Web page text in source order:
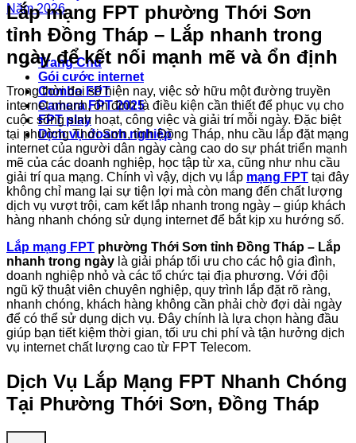
Trang Chủ
Gói cước internet
Combo FPT
Camera FPT 2025
FPT play
Dịch vụ doanh nghiệp
Lắp mạng FPT phường Thới Sơn
tỉnh Đồng Tháp – Lắp nhanh trong
ngày để kết nối mạnh mẽ và ổn định
Trong thời đại số hiện nay, việc sở hữu một đường truyền
internet nhanh, ổn định là điều kiện cần thiết để phục vụ cho
cuộc sống sinh hoạt, công việc và giải trí mỗi ngày. Đặc biệt
tại phường Thới Sơn, tỉnh Đồng Tháp, nhu cầu lắp đặt mạng
internet của người dân ngày càng cao do sự phát triển mạnh
mẽ của các doanh nghiệp, học tập từ xa, cũng như nhu cầu
giải trí qua mạng. Chính vì vậy, dịch vụ lắp mạng FPT tại đây
không chỉ mang lại sự tiện lợi mà còn mang đến chất lượng
dịch vụ vượt trội, cam kết lắp nhanh trong ngày – giúp khách
hàng nhanh chóng sử dụng internet để bắt kịp xu hướng số.
Lắp mạng FPT phường Thới Sơn tỉnh Đồng Tháp – Lắp
nhanh trong ngày là giải pháp tối ưu cho các hộ gia đình,
doanh nghiệp nhỏ và các tổ chức tại địa phương. Với đội
ngũ kỹ thuật viên chuyên nghiệp, quy trình lắp đặt rõ ràng,
nhanh chóng, khách hàng không cần phải chờ đợi dài ngày
để có thể sử dụng dịch vụ. Đây chính là lựa chọn hàng đầu
giúp bạn tiết kiệm thời gian, tối ưu chi phí và tận hưởng dịch
vụ internet chất lượng cao từ FPT Telecom.
Dịch Vụ Lắp Mạng FPT Nhanh Chóng
Tại Phường Thới Sơn, Đồng Tháp